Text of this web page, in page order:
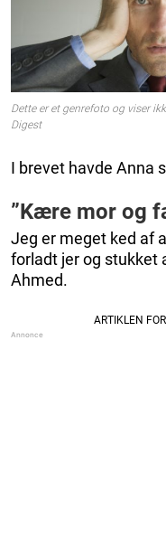
Dette er et genrefoto og viser
Digest
I brevet havde Anna
”Kære mor og
Jeg er meget ked af
forladt jer og stukket
Ahmed.